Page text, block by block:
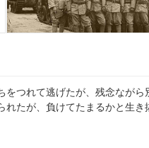
つれて逃げたが、残念ながら
れたが、負けてたまるかと生き